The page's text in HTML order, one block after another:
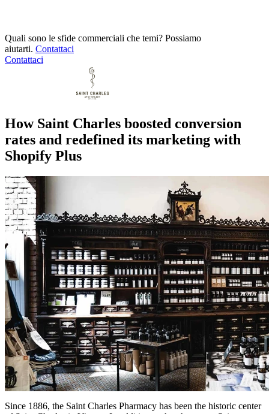
Quali sono le sfide commerciali che temi? Possiamo
aiutarti. Contattaci
Contattaci
How Saint Charles boosted conversion
rates and redefined its marketing with
Shopify Plus
Since 1886, the Saint Charles Pharmacy has been the historic center